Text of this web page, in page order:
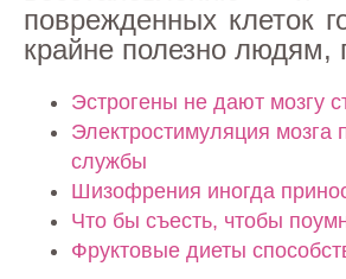
поврежденных клеток
крайне полезно
Эстрогены не дают мозгу
Электростимуляция
службы
Шизофрения иногда
Что бы съесть, чтобы
Фруктовые диеты